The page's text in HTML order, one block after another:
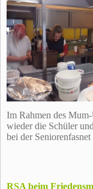
Im Rahmen des
wieder die Schüler
bei der
RSA beim